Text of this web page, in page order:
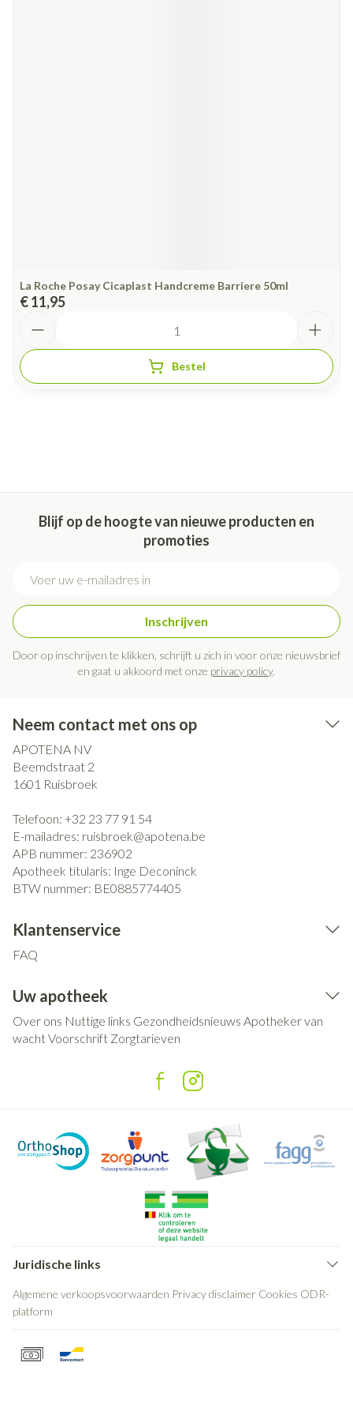
La Roche Posay Cicaplast Handcreme Barriere 50ml
€ 11,95
Bestel
Blijf op de hoogte van nieuwe producten en
promoties
Inschrijven
Door op inschrijven te klikken, schrijft u zich in voor onze nieuwsbrief
en gaat u akkoord met onze privacy policy.
Neem contact met ons op
APOTENA NV
Beemdstraat 2
1601 Ruisbroek
Telefoon: +32 23 77 91 54
E-mailadres: ruisbroek@apotena.be
APB nummer: 236902
Apotheek titularis: Inge Deconinck
BTW nummer: BE0885774405
Klantenservice
FAQ
Uw apotheek
Over ons Nuttige links Gezondheidsnieuws Apotheker van
wachtVoorschrift Zorgtarieven
Juridische links
Algemene verkoopsvoorwaarden Privacy disclaimer Cookies ODR-
platform